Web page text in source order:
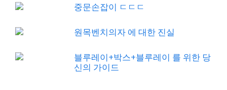
중문손잡이 ㄷㄷㄷ
원목벤치의자 에 대한 진실
블루레이+박스+블루레이 를 위한 당
신의 가이드